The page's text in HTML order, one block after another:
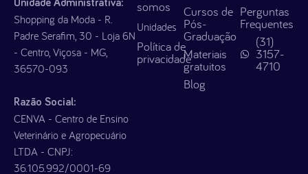
Unidade Administrativa:
Shopping da Moda - R.
Padre Serafim, 30 - Loja 6N
- Centro, Viçosa - MG,
36570-093
Razão Social:
CENVA - Centro de Ensino
Veterinário e Agropecuário
LTDA - CNPJ:
36.105.992/0001-69
somos
Unidades
Política de
privacidade
Cursos de
Pós-
Graduação
Materiais
gratuitos
Blog
Perguntas
Frequentes
(31)
3157-
4710